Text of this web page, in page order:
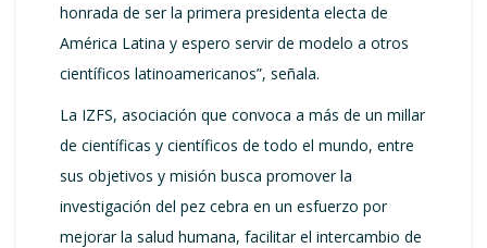
honrada de ser la primera presidenta electa de
América Latina y espero servir de modelo a otros
científicos latinoamericanos”, señala.
La IZFS, asociación que convoca a más de un millar
de científicas y científicos de todo el mundo, entre
sus objetivos y misión busca promover la
investigación del pez cebra en un esfuerzo por
mejorar la salud humana, facilitar el intercambio de